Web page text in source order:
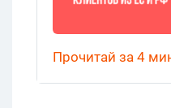
Прочитай за 4